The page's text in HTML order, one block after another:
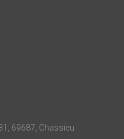
69687, Chassieu